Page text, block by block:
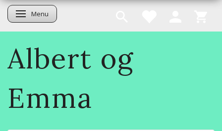
Toggle navigation
Menu
Albert og
Emma